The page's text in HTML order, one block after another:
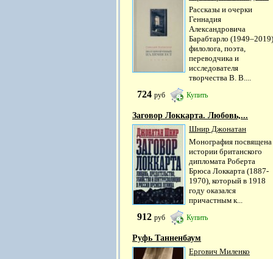
Рассказы и очерки
Геннадия
Александровича
Барабтарло
филолога, поэта,
переводчика и
исследователя
творчества В. В....
724 руб Купить
Заговор Локкарта. Любовь,...
Шнир Джонатан
Монография посвящена
истории британского
дипломата Роберта
Брюса Локкарта (1887-
1970), который в 1918
году оказался
причастным к...
912 руб Купить
Руфь Танненбаум
Ергович Миленко